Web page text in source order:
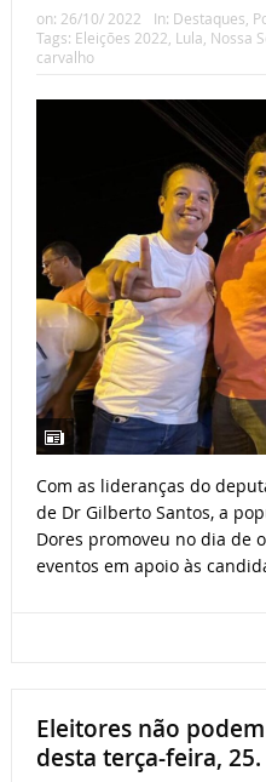
on: 26/10/ 2022 In: Destaques,
Tags: Eleições 2022, Lula, Nossa
carvalho
Com as lideranças do
de Dr Gilberto Santos, a
Dores promoveu no dia de
eventos em apoio às
Eleitores não
desta terça-feira, 25.